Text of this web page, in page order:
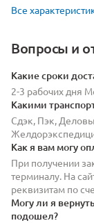
Все
Вопросы и
Какие сроки
2-3 рабочих дня
Какими
Сдэк, Пэк,
Как я вам могу
При получении
терминалу. На
реквизитам по
Могу ли я
подошел?